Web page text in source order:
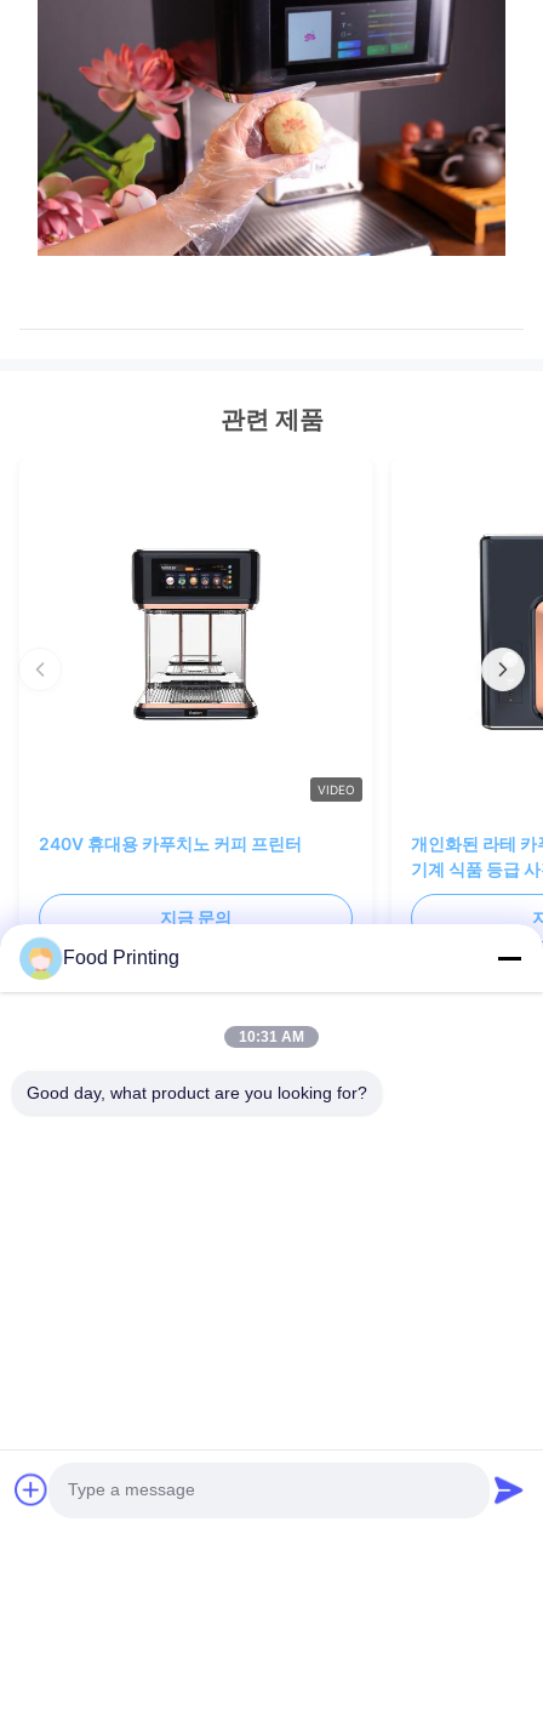
관련 제품
VIDEO
240V 휴대용 카푸치노 커피 프린터
지금 문의
개인화된 라테
기계 식품 등급
문의하기
Food Printing
10:31 AM
Good day, what product are you looking for?